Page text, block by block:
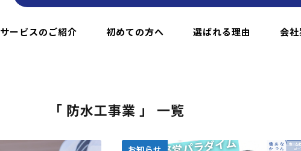
サービスのご紹介 初めての方へ 選ばれる理由 会社
「 防水工事業 」 一覧